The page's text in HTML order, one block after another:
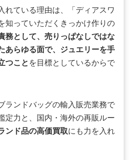
れている理由は、「ディアスワ
知っていただくきっかけ作りの
務として、売りっぱなしではな
あらゆる面で、ジュエリーを手
つこと を目標としているからで
ランドバッグの輸入販売業務で
定力と、国内・海外の再販ルー
ンド品の高価買取にも力を入れ